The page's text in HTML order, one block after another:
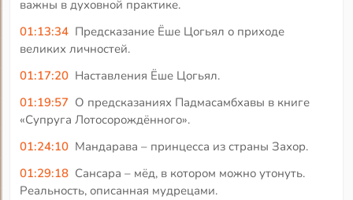
важны в духовной практике.
01:13:34 Предсказание Ёше Цогьял о приходе
великих личностей.
01:17:20 Наставления Ёше Цогьял.
01:19:57 О предсказаниях Падмасамбхавы в книге
«Супруга Лотосорождённого».
01:24:10 Мандарава – принцесса из страны Захор.
01:29:18 Сансара – мёд, в котором можно утонуть.
Реальность, описанная мудрецами.